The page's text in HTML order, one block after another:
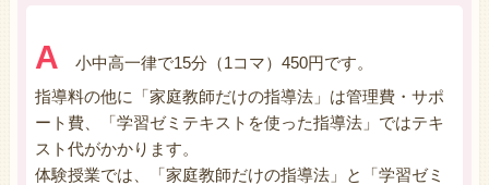
A
小中高一律で15分（1コマ）450円です。
指導料の他に「家庭教師だけの指導法」は管理費・サポ
ート費、「学習ゼミテキストを使った指導法」ではテキ
スト代がかかります。
体験授業では、「家庭教師だけの指導法」と「学習ゼミ